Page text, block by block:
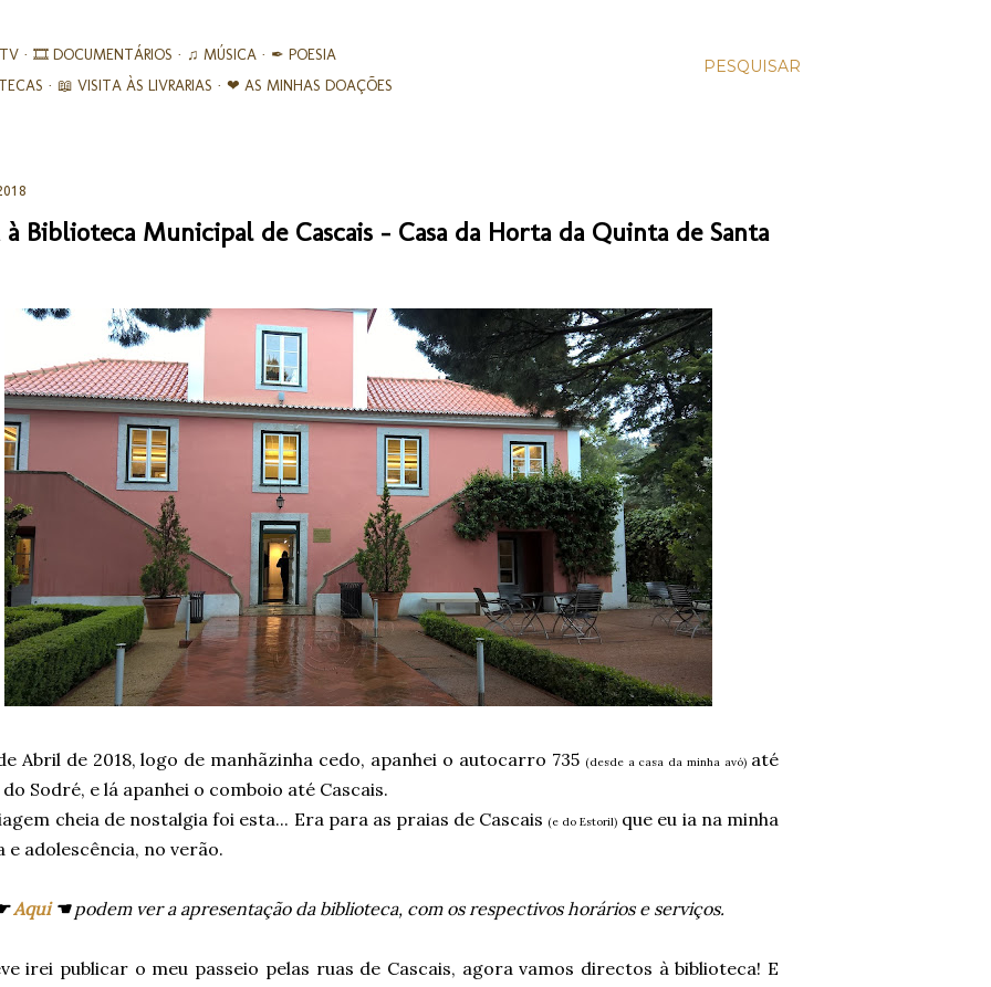
PESQUISAR
🎞︎ DOCUMENTÁRIOS ♫ MÚSICA
✒ POESIA
📖 VISITA ÀS LIVRARIAS ❤ AS MINHAS DOAÇÕES
Biblioteca Municipal de Cascais – Casa da Horta da Quinta de Santa
Abril de 2018, logo de manhãzinha cedo, apanhei o autocarro 735 (desde a casa da minha avó) até
do Sodré, e lá apanhei o comboio até Cascais.
cheia de nostalgia foi esta... Era para as praias de Cascais (e do Estoril) que eu ia na minha
e adolescência, no verão.
Aqui☚podem ver a apresentação da biblioteca, com os respectivos horários e serviços.
irei publicar o meu passeio pelas ruas de Cascais, agora vamos directos à biblioteca! E